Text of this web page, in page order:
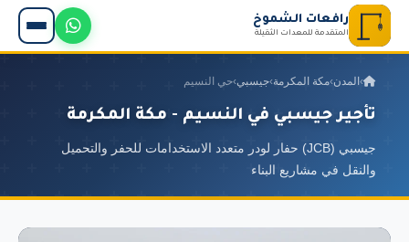
رافعات الشموخ
المتقدمة للمعدات الثقيلة
› المدن›مكة المكرمة›جيسبي›حي النسيم
تأجير جيسبي في النسيم - مكة المكرمة
جيسبي (JCB) حفار لودر متعدد الاستخدامات للحفر والتحميل
والنقل في مشاريع البناء